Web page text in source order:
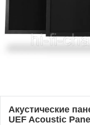
Акустические
UEF Acoustic